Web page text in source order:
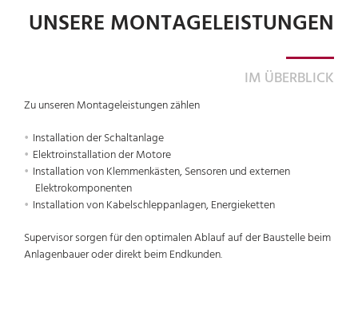
UNSERE MONTAGELEISTUNGEN
IM ÜBERBLICK
Zu unseren Montageleistungen zählen
Installation der Schaltanlage
Elektroinstallation der Motore
Installation von Klemmenkästen, Sensoren und externen
Elektrokomponenten
Installation von Kabelschleppanlagen, Energieketten
Supervisor sorgen für den optimalen Ablauf auf der Baustelle beim
Anlagenbauer oder direkt beim Endkunden.